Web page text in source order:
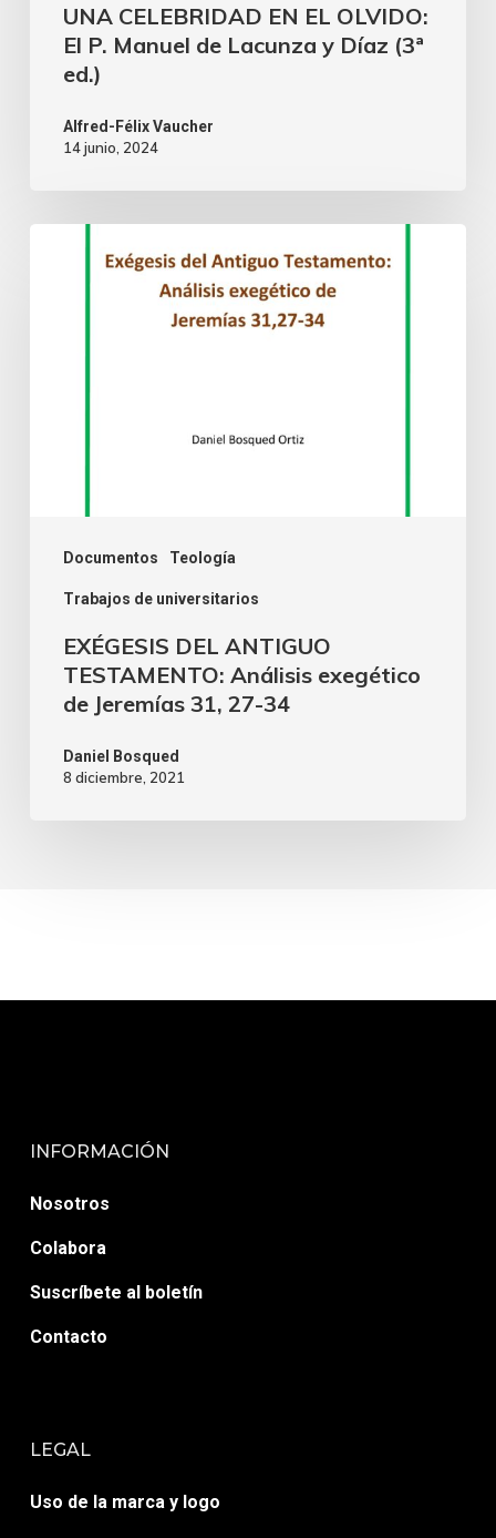
UNA CELEBRIDAD EN EL OLVIDO:
El P. Manuel de Lacunza y Díaz (3ª
ed.)
Alfred-Félix Vaucher
14 junio, 2024
Documentos Teología
Trabajos de universitarios
EXÉGESIS DEL ANTIGUO
TESTAMENTO: Análisis exegético
de Jeremías 31, 27-34
Daniel Bosqued
8 diciembre, 2021
INFORMACIÓN
Nosotros
Colabora
Suscríbete al boletín
Contacto
LEGAL
Uso de la marca y logo